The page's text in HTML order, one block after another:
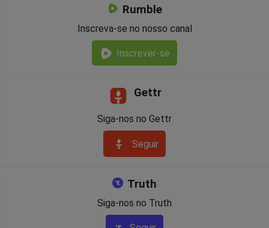
Rumble
Inscreva-se no nosso canal
Inscrever-se
Gettr
Siga-nos no Gettr
Seguir
Truth
Siga-nos no Truth